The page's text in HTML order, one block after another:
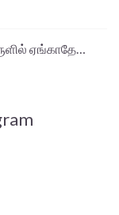
ஏங்காதே…